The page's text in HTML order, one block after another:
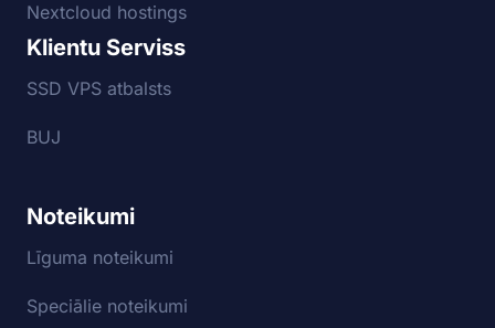
Nextcloud hostings
Klientu Serviss
SSD VPS atbalsts
BUJ
Noteikumi
Līguma noteikumi
Speciālie noteikumi